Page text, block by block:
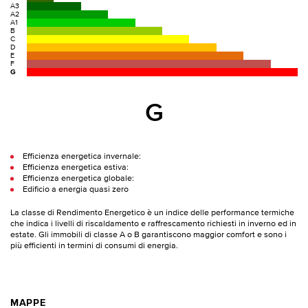
A3
A2
A1
B
C
D
E
F
G
G
Efficienza energetica invernale:
Efficienza energetica estiva:
Efficienza energetica globale:
Edificio a energia quasi zero
La classe di Rendimento Energetico è un indice delle performance termiche
che indica i livelli di riscaldamento e raffrescamento richiesti in inverno ed in
estate. Gli immobili di classe A o B garantiscono maggior comfort e sono i
più efficienti in termini di consumi di energia.
MAPPE